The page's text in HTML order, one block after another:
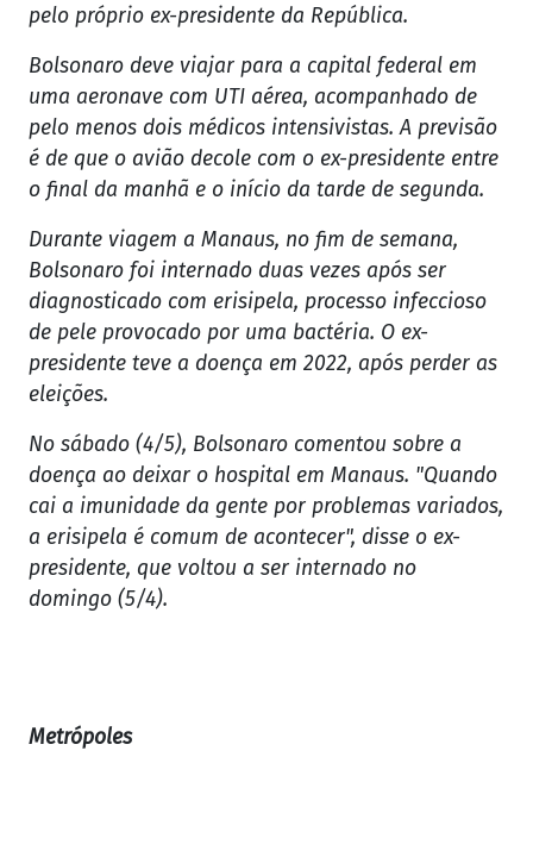
pelo próprio ex-presidente da República.
Bolsonaro deve viajar para a capital federal em
uma aeronave com UTI aérea, acompanhado de
pelo menos dois médicos intensivistas. A previsão
é de que o avião decole com o ex-presidente entre
o final da manhã e o início da tarde de segunda.
Durante viagem a Manaus, no fim de semana,
Bolsonaro foi internado duas vezes após ser
diagnosticado com erisipela, processo infeccioso
de pele provocado por uma bactéria. O ex-
presidente teve a doença em 2022, após perder as
eleições.
No sábado (4/5), Bolsonaro comentou sobre a
doença ao deixar o hospital em Manaus. "Quando
cai a imunidade da gente por problemas variados,
a erisipela é comum de acontecer", disse o ex-
presidente, que voltou a ser internado no
domingo (5/4).
Metrópoles